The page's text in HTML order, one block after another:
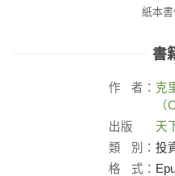
紙本
書
作 者： 克
（
出版
社：
天
類
別： 投
格
式：